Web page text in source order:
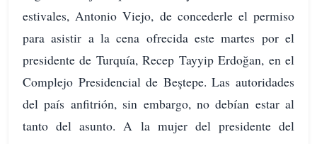
estivales, Antonio Viejo, de concederle el permiso
para asistir a la cena ofrecida este martes por el
presidente de Turquía, Recep Tayyip Erdoğan, en el
Complejo Presidencial de Beştepe. Las autoridades
del país anfitrión, sin embargo, no debían estar al
tanto del asunto. A la mujer del presidente del